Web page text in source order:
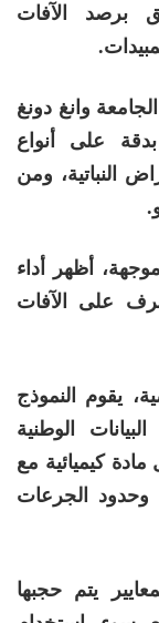
برصد الآفات
وانغ دونغ
على أنواع
النباتية، ومن
أظهر أداء
على الآفات
يقوم النموذج
الوطنية
كيميائية مع
وحدود الجرعات
يتم حجبها